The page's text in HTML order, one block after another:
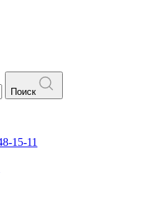
Поиск
15-11